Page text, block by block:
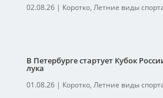
02.08.26| Коротко, Летние виды
В Петербурге стартует Кубок
лука
01.08.26| Коротко, Летние виды